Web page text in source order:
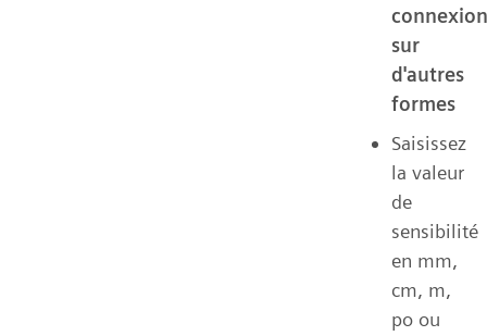
connexion
sur
d'autres
formes
Saisissez
la valeur
de
sensibilité
en mm,
cm, m,
po ou